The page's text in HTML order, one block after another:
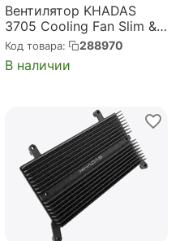
Вентилятор KHADAS
3705 Cooling Fan Slim &
High-speed, Low Noise,
Fan, OEM (KAC-V2-002)
Код товара: 288970
В наличии